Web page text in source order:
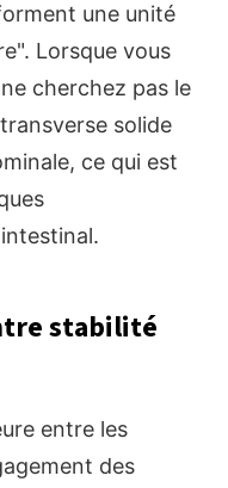
une unité
Lorsque vous
cherchez pas le
solide
ce qui est
stabilité
entre les
des